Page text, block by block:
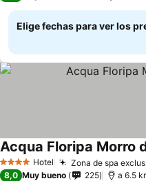
Elige fechas para ver los
4 EstrellasHotel Zona de spa
Acqua Floripa Morro
8,0 Muy bueno 225 a 6.5